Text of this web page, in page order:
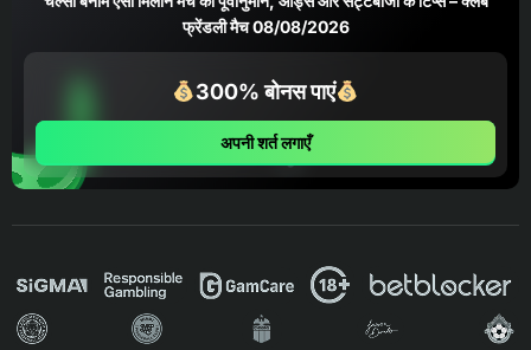
फ्रेंडली मैच 08/08/2026
300% बोनस पाएं
अपनी शर्त लगाएँ